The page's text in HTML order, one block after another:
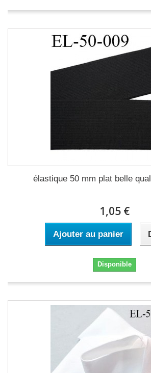
élastique 50 mm plat belle
1,05 €
Ajouter au panier
Disponible